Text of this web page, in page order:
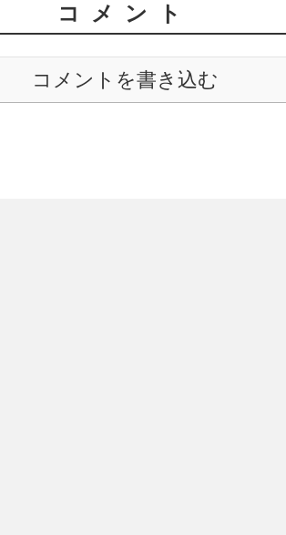
コメント
コメントを書き込む